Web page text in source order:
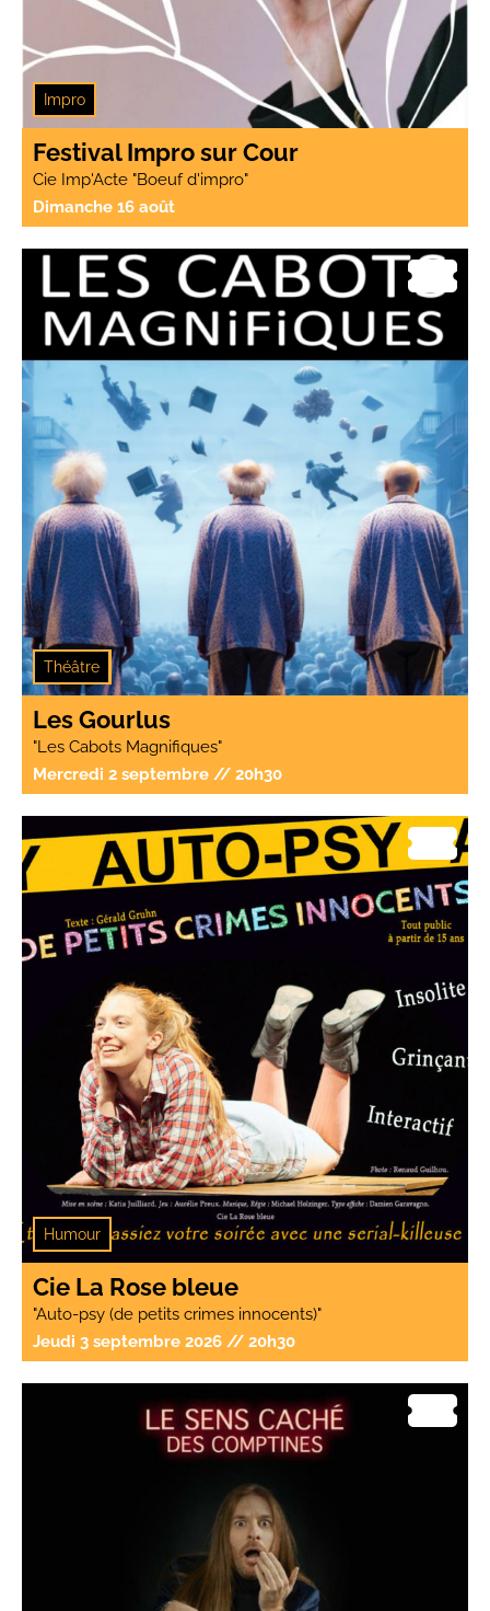
Impro
Festival Impro sur Cour
Cie Imp'Acte "Boeuf d'impro"
Dimanche 16 août
Humour
Théâtre
Les Gourlus
"Les Cabots Magnifiques"
Mercredi 2 septembre // 20h30
Humour
Cie La Rose bleue
"Auto-psy (de petits crimes innocents)"
Jeudi 3 septembre 2026 // 20h30